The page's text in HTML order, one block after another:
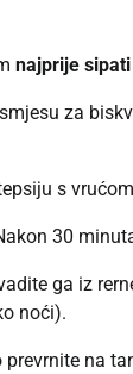
najprije
za
s
30
ga iz
noći).
na